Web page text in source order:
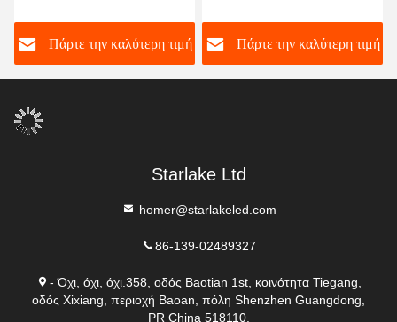
Αδιάβροχο τετραγωνικό
φωτισμόΠάρτε την καλύτερη τιμή Πάρτε την καλύτερη τιμή
Starlake Ltd
homer@starlakeled.com
86-139-02489327
- Όχι, όχι, όχι.358, οδός Baotian 1st, κοινότητα Tiegang,
οδός Xixiang, περιοχή Baoan, πόλη Shenzhen Guangdong,
PR China 518110.